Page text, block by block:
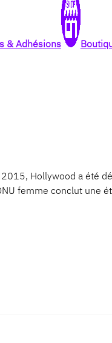
& Adhésions
Hollywood a été
femme conclut une